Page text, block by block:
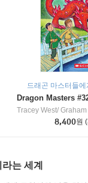
드래곤 마스터들
Tracey West/
8,400원
는 세계